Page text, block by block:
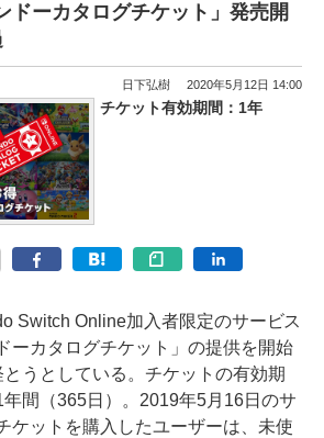
ドーカタログチケット」発売開
日下弘樹 2020年5月12日 14:00
チケット有効期間：1年
Switch Online加入者限定のサービス
ーカタログチケット」の提供を開始
うとしている。チケットの有効期
間（365日）。2019年5月16日のサ
ケットを購入したユーザーは、未使